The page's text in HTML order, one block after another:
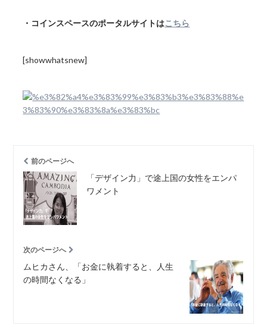
・コインスペースのポータルサイトはこちら
[showwhatsnew]
前のページへ
「デザイン力」で途上国の女性をエンパ
ワメント
次のページへ
ムヒカさん、「お金に執着すると、人生
の時間なくなる」